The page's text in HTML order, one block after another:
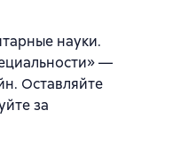
науки.
—
Оставляйте
за